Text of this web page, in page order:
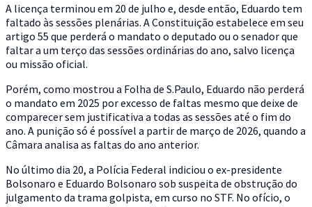
A licença terminou em 20 de julho e, desde então, Eduardo tem
faltado às sessões plenárias. A Constituição estabelece em seu
artigo 55 que perderá o mandato o deputado ou o senador que
faltar a um terço das sessões ordinárias do ano, salvo licença
ou missão oficial.
Porém, como mostrou a Folha de S.Paulo, Eduardo não perderá
o mandato em 2025 por excesso de faltas mesmo que deixe de
comparecer sem justificativa a todas as sessões até o fim do
ano. A punição só é possível a partir de março de 2026, quando a
Câmara analisa as faltas do ano anterior.
No último dia 20, a Polícia Federal indiciou o ex-presidente
Bolsonaro e Eduardo Bolsonaro sob suspeita de obstrução do
julgamento da trama golpista, em curso no STF. No ofício, o